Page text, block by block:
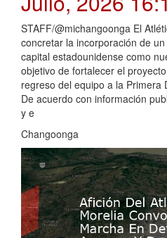
STAFF/@michangoonga El
concretar la incorporación de
capital estadounidense como
objetivo de fortalecer el
regreso del equipo a la Primera
De acuerdo con información
y e
Changoonga